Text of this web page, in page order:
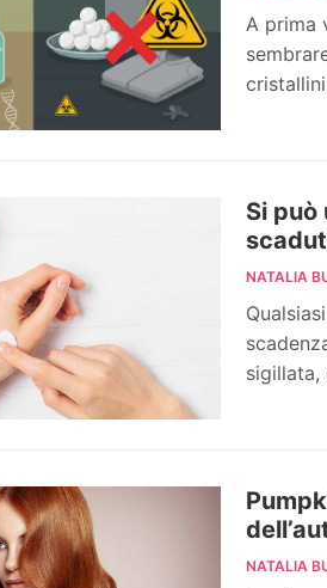
A prima
Si può
NATALIA
sigillata,
NATALIA